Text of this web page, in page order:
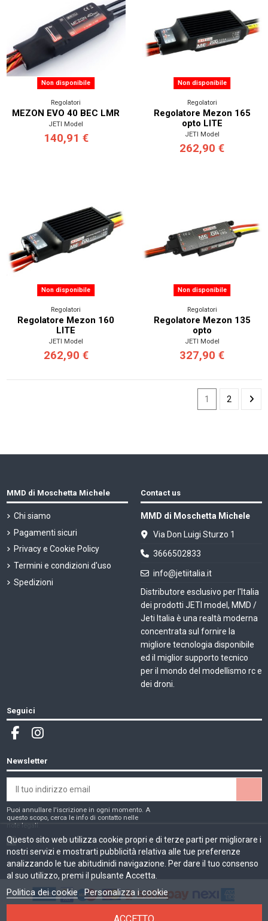
Non disponibile
Regolatori
MEZON EVO 40 BEC LMR
JETI Model
140,91 €
Non disponibile
Regolatori
Regolatore Mezon 165
opto LITE
JETI Model
262,90 €
Non disponibile
Regolatori
Regolatore Mezon 160
LITE
JETI Model
262,90 €
Non disponibile
Regolatori
Regolatore Mezon 135
opto
JETI Model
327,90 €
1 2
MMD di Moschetta Michele
Chi siamo
Pagamenti sicuri
Privacy e Cookie Policy
Termini e condizioni d'uso
Spedizioni
Contact us
MMD di Moschetta Michele
Via Don Luigi Sturzo 1
3666502833
info@jetiitalia.it
Distributore esclusivo per l'Italia
dei prodotti JETI model, MMD /
Jeti Italia è una realtà moderna
concentrata sul fornire la
migliore tecnologia disponibile
ed il miglior supporto tecnico
per il mondo del modellismo rc e
dei droni.
Questo sito web utilizza cookie propri e di terze parti per migliorare i
nostri servizi e mostrarti pubblicità relativa alle tue preferenze
analizzando le tue abitudinidi navigazione. Per dare il tuo consenso
al suo utilizzo, premi il pulsante Accetta.
Politica dei cookie Personalizza i cookie
Seguici
Newsletter
Puoi annullare l'iscrizione in ogni momento. A
questo scopo, cerca le info di contatto nelle
note legali.
Ho letto e accetto la privacy e cookie policy
MMD di Moschetta Michele | Sede legale: Via Don Luigi Sturzo, 1